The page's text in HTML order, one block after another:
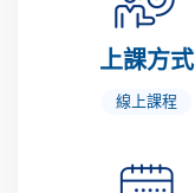
上課方式
線上課程